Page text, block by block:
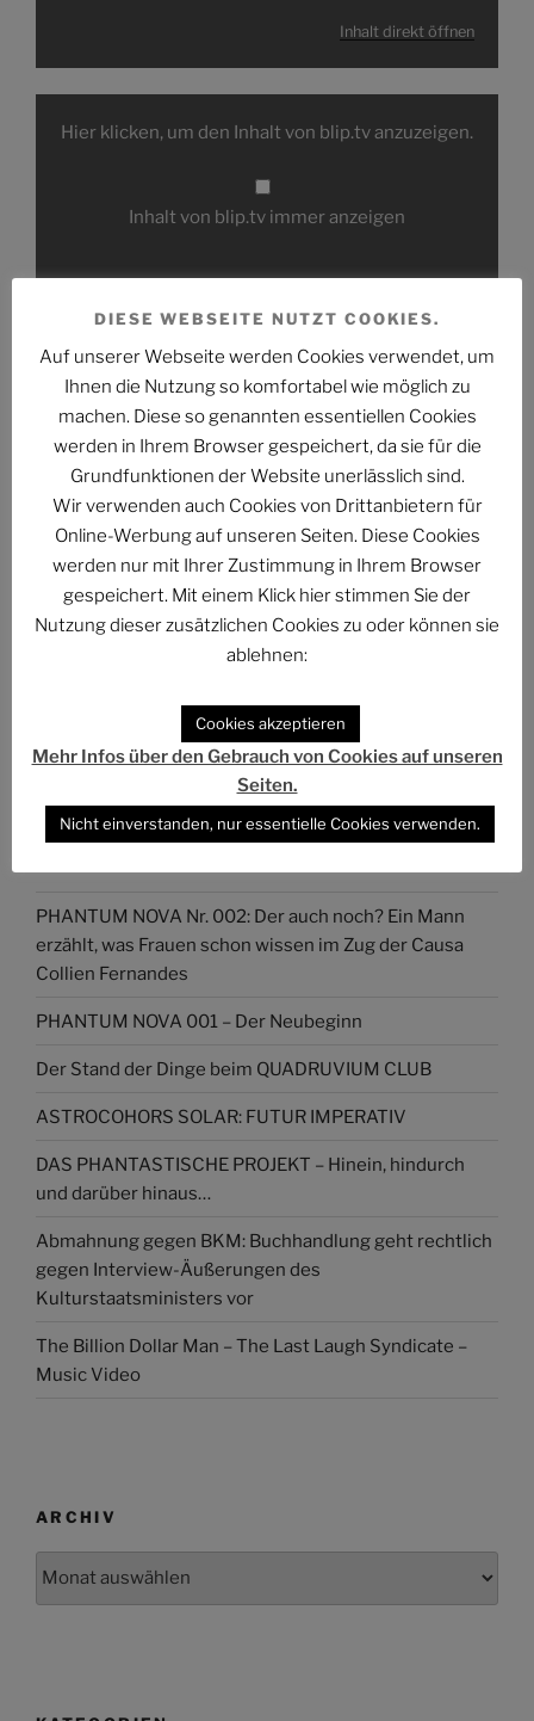
Inhalt direkt öffnen
Inhalt
blip.tv
Hier klicken, um den Inhalt von blip.tv anzuzeigen.
Inhalt von blip.tv immer anzeigen
Direkter Link zum Video:
http://blip.tv/nostalgiacritic/spoiler-corner-star-trek-
into-darkness-6590932
Folge uns im Fediverse
Das Phantastische Projekt - PHAN.PRO
@phan.pro@phan.pro
PHANTUM NOVA Nr. 002: Der auch noch? Ein Mann
erzählt, was Frauen schon wissen im Zug der Causa
Collien Fernandes
PHANTUM NOVA 001 – Der Neubeginn
Der Stand der Dinge beim QUADRUVIUM CLUB
ASTROCOHORS SOLAR: FUTUR IMPERATIV
DAS PHANTASTISCHE PROJEKT – Hinein, hindurch
und darüber hinaus…
Abmahnung gegen BKM: Buchhandlung geht rechtlich
gegen Interview-Äußerungen des
Kulturstaatsministers vor
The Billion Dollar Man – The Last Laugh Syndicate –
Music Video
ARCHIV
DIESE WEBSEITE NUTZT COOKIES.
Auf unserer Webseite werden Cookies verwendet, um
Ihnen die Nutzung so komfortabel wie möglich zu
machen. Diese so genannten essentiellen Cookies
werden in Ihrem Browser gespeichert, da sie für die
Grundfunktionen der Website unerlässlich sind.
Wir verwenden auch Cookies von Drittanbietern für
Online-Werbung auf unseren Seiten. Diese Cookies
werden nur mit Ihrer Zustimmung in Ihrem Browser
gespeichert. Mit einem Klick hier stimmen Sie der
Nutzung dieser zusätzlichen Cookies zu oder können sie
ablehnen:
Cookies akzeptieren
Mehr Infos über den Gebrauch von Cookies auf unseren
Seiten.
Nicht einverstanden, nur essentielle Cookies verwenden.